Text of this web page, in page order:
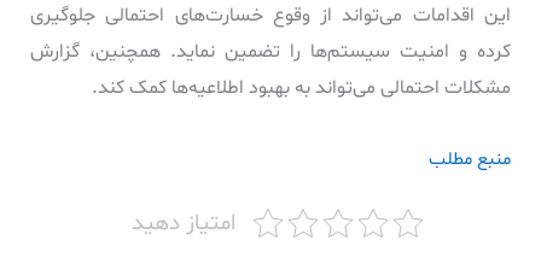
این اقدامات می‌تواند از وقوع خسارت‌های احتمالی جلوگیری
کرده و امنیت سیستم‌ها را تضمین نماید. همچنین، گزارش
مشکلات احتمالی می‌تواند به بهبود اطلاعیه‌ها کمک کند.
منبع مطلب
امتیاز دهید